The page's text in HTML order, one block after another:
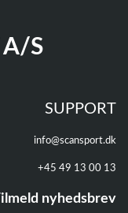
A/S
SUPPORT
info@scansport.dk
+45 49 13 00 13
nyhedsbrev